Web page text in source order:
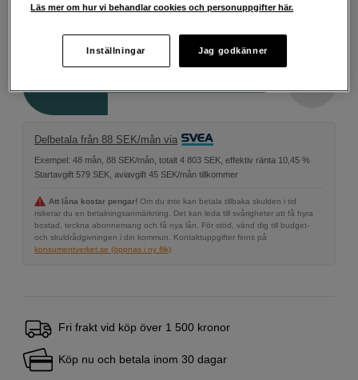
1 690 SEK
Delbetala från 88 SEK/mån via
Exempel: 48 mån, 88 SEK/mån, totalt 4 803 SEK, effektiv ränta 10,45 %
Startavgift 579 SEK, aviavgift 45 SEK/mån tillkommer
Att låna kostar pengar! Om du inte kan betala tillbaka skulden i tid
riskerar du en betalningsanmärkning. Det kan leda till svårigheter att få hyra
bostad, teckna abonnemang och få nya lån. För stöd, vänd dig till budget-
och skuldrådgivningen i din kommun. Kontaktuppgifter finns på
konsumentverket.se (öppnas i ny flik)
Fri frakt vid köp över 1 500 kronor
Köp nu och betala inom 30 dagar
Läs mer om hur vi behandlar cookies och personuppgifter här.
Inställningar Jag godkänner